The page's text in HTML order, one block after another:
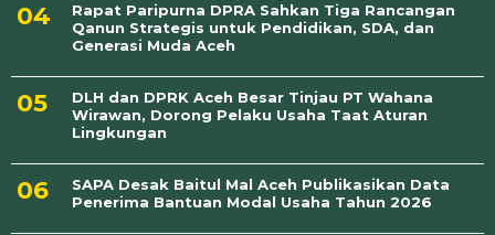
Rapat Paripurna DPRA Sahkan Tiga Rancangan
Qanun Strategis untuk Pendidikan, SDA, dan
Generasi Muda Aceh
DLH dan DPRK Aceh Besar Tinjau PT Wahana
Wirawan, Dorong Pelaku Usaha Taat Aturan
Lingkungan
SAPA Desak Baitul Mal Aceh Publikasikan Data
Penerima Bantuan Modal Usaha Tahun 2026